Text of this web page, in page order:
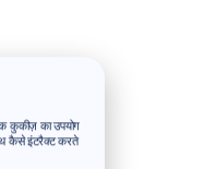
कुकीज़ का उपयोग
कैसे इंटरैक्ट करते